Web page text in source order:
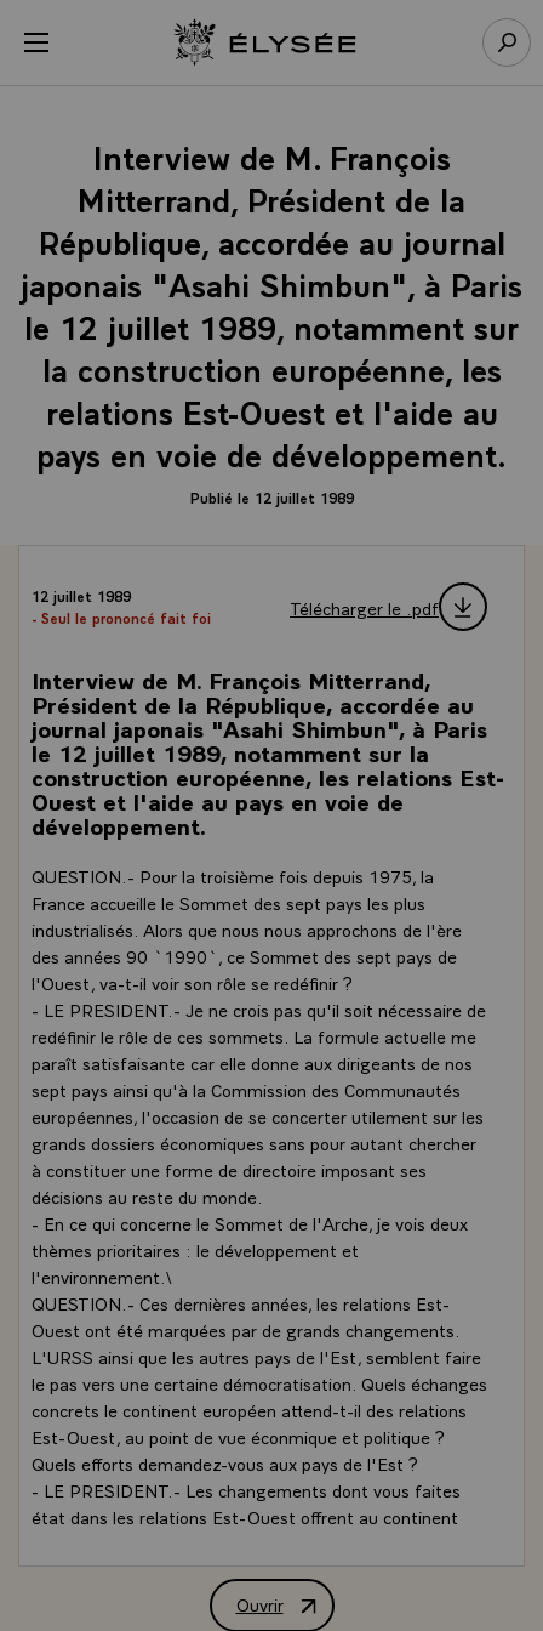
menu Retour à l’accueil Élysée
Interview de M. François
Mitterrand, Président de la
République, accordée au journal
japonais "Asahi Shimbun", à Paris
le 12 juillet 1989, notamment sur
la construction européenne, les
relations Est-Ouest et l'aide au
pays en voie de développement.
Publié le 12 juillet 1989
12 juillet 1989
- Seul le prononcé fait foi
Télécharger le .pdf
Interview de M. François Mitterrand,
Président de la République, accordée au
journal japonais "Asahi Shimbun", à Paris
le 12 juillet 1989, notamment sur la
construction européenne, les relations Est-
Ouest et l'aide au pays en voie de
développement.
QUESTION.- Pour la troisième fois depuis 1975, la
France accueille le Sommet des sept pays les plus
industrialisés. Alors que nous nous approchons de l'ère
des années 90 `1990`, ce Sommet des sept pays de
l'Ouest, va-t-il voir son rôle se redéfinir ?
- LE PRESIDENT.- Je ne crois pas qu'il soit nécessaire de
redéfinir le rôle de ces sommets. La formule actuelle me
paraît satisfaisante car elle donne aux dirigeants de nos
sept pays ainsi qu'à la Commission des Communautés
européennes, l'occasion de se concerter utilement sur les
grands dossiers économiques sans pour autant chercher
à constituer une forme de directoire imposant ses
décisions au reste du monde.
- En ce qui concerne le Sommet de l'Arche, je vois deux
thèmes prioritaires : le développement et
l'environnement.\
QUESTION.- Ces dernières années, les relations Est-
Ouest ont été marquées par de grands changements.
L'URSS ainsi que les autres pays de l'Est, semblent faire
le pas vers une certaine démocratisation. Quels échanges
concrets le continent européen attend-t-il des relations
Est-Ouest, au point de vue éconmique et politique ?
Quels efforts demandez-vous aux pays de l'Est ?
- LE PRESIDENT.- Les changements dont vous faites
état dans les relations Est-Ouest offrent au continent
ni son histoire, ni sa géographie, ni l'unité de sa
civilisation. L'Europe du XXIème siècle reste à construire.
Ouvrir
Interview de M. François Mitterrand,
Panneau de gestion des cookies